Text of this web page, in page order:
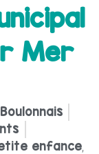
Mer
Boulonnais
enfance